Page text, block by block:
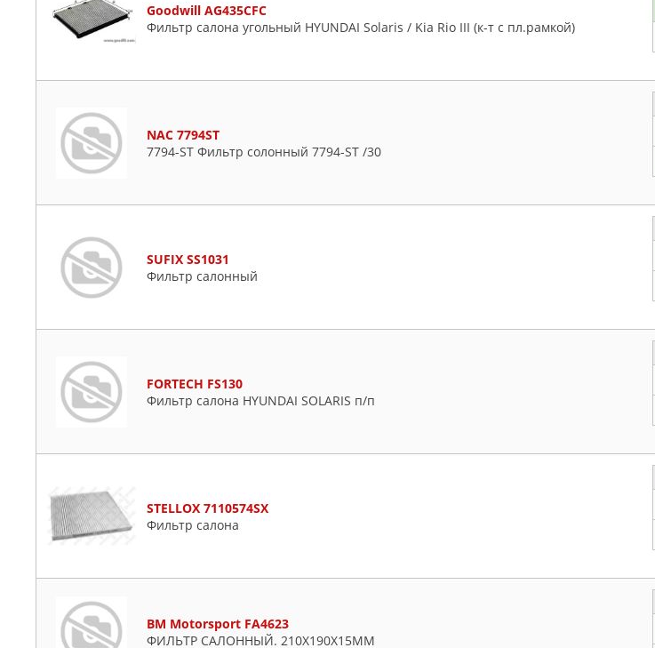
Goodwill AG435CFC
Фильтр салона угольный HYUNDAI Solaris / Kia Rio III (к-т с пл.рамкой)
NAC 7794ST
7794-ST Фильтр солонный 7794-ST /30
SUFIX SS1031
Фильтр салонный
FORTECH FS130
Фильтр салона HYUNDAI SOLARIS п/п
STELLOX 7110574SX
Фильтр салона
BM Motorsport FA4623
ФИЛЬТР САЛОННЫЙ. 210Х190Х15ММ